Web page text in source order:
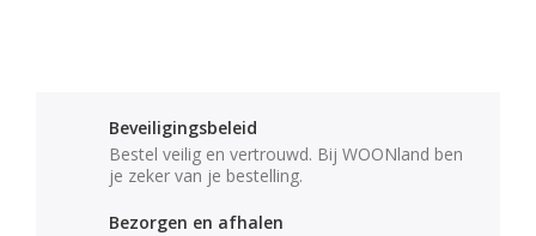
Beveiligingsbeleid
Bestel veilig en vertrouwd. Bij WOONland ben
je zeker van je bestelling.
Bezorgen en afhalen